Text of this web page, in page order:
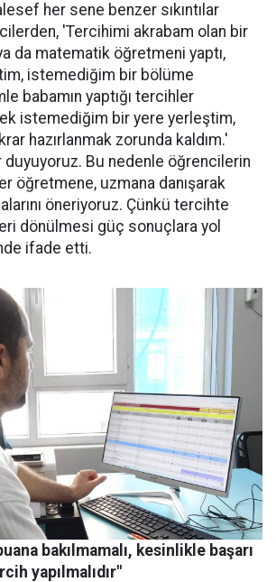
her sene benzer sıkıntılar
'Tercihimi akrabam olan bir
da matematik öğretmeni yaptı,
istemediğim bir bölüme
babamın yaptığı tercihler
istemediğim bir yere yerleştim,
hazırlanmak zorunda kaldım.'
Bu nedenle öğrencilerin
öğretmene, uzmana danışarak
öneriyoruz. Çünkü tercihte
dönülmesi güç sonuçlara yol
ifade etti.
bakılmamalı, kesinlikle başarı
yapılmalıdır"